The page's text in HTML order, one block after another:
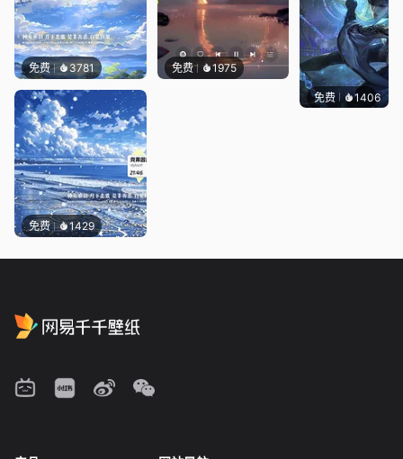
免费 3781 免费 1975
免费 1429
免费 1406小佛